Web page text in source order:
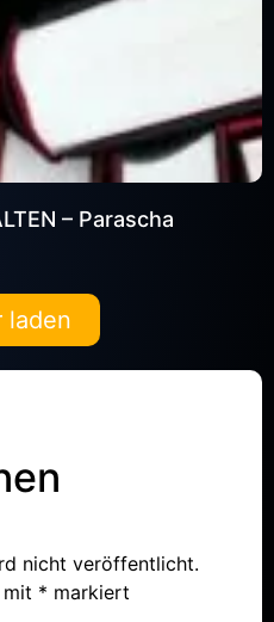
– Parascha
laden
nicht veröffentlicht.
* markiert